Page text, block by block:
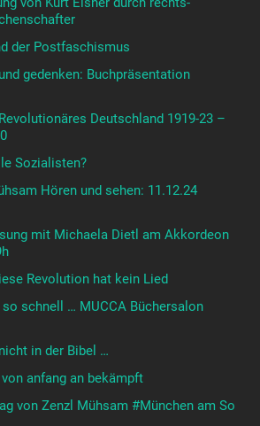
der Postfaschismus
gedenken: Buchpräsentation
Deutschland 1919-23 –
Sozialisten?
Hören und sehen: 11.12.24
mit Michaela Dietl am Akkordeon
Revolution hat kein Lied
schnell … MUCCA Büchersalon
in der Bibel …
anfang an bekämpft
von Zenzl Mühsam #München am So